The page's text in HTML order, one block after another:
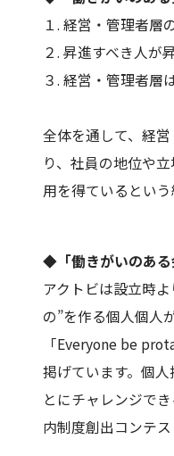
１. 経営・管理者層
２. 昇進すべき人が
３. 経営・管理者層
全体を通して、経
り、社員の地位や
用を得ているという
◆「働きがいのある
アクトビは設立時
の”を作る個人個人
「Everyone be
掲げています。個
とにチャレンジで
内制度創出コンテ